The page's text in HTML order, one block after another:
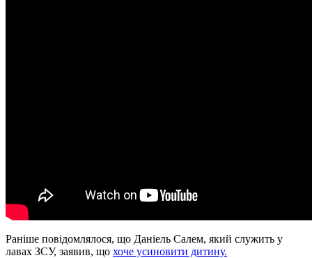
Раніше повідомлялося, що Даніель Салем, який служить у
лавах ЗСУ, заявив, що хоче усиновити дитину.